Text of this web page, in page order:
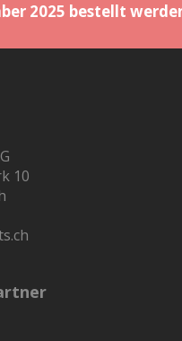
2025 bestellt
10